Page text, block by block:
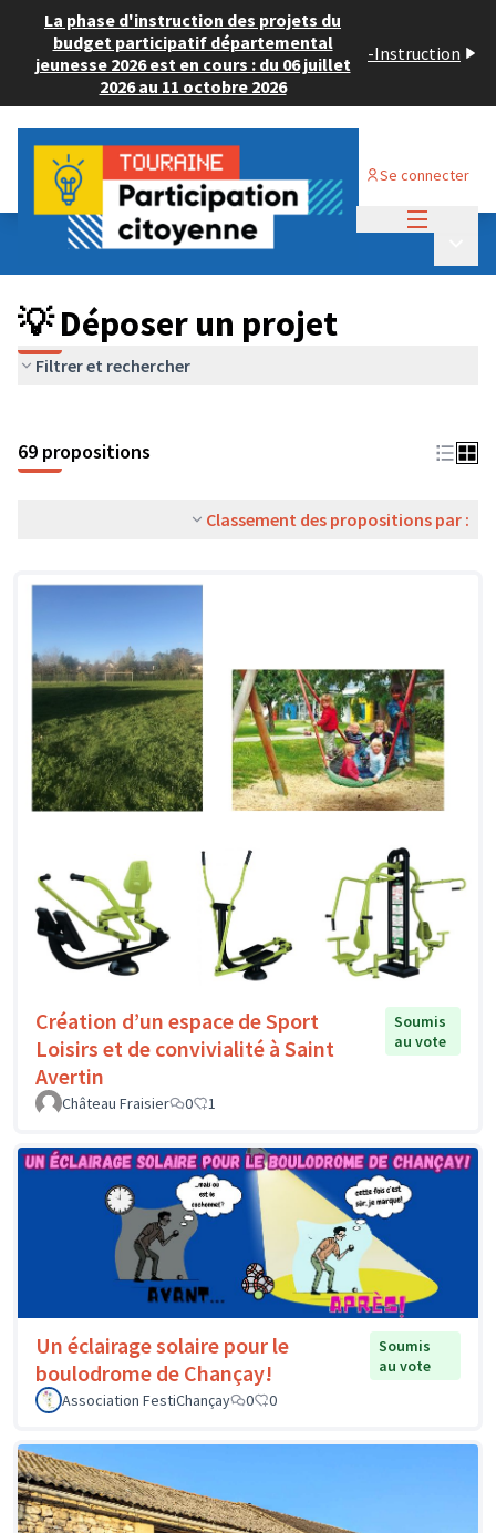
La phase d'instruction des projets du
budget participatif départemental
jeunesse 2026 est en cours : du 06 juillet
2026 au 11 octobre 2026
-Instruction
Se connecter
Budget Participatif ADULTE 2024
💡 Déposer un projet
💡 Déposer un projet
Filtrer et rechercher
69 propositions
Classement des propositions par :
Création d’un espace de Sport
Loisirs et de convivialité à Saint
Avertin
Soumis
au vote
Château Fraisier 0 1
Un éclairage solaire pour le
boulodrome de Chançay!
Soumis
au vote
Association FestiChançay
0 0